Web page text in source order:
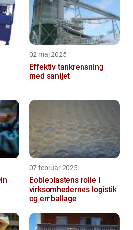
02 maj 2025
Effektiv tankrensning
med sanijet
07 februar 2025
Bobleplastens rolle i
virksomhedernes logistik
og emballage